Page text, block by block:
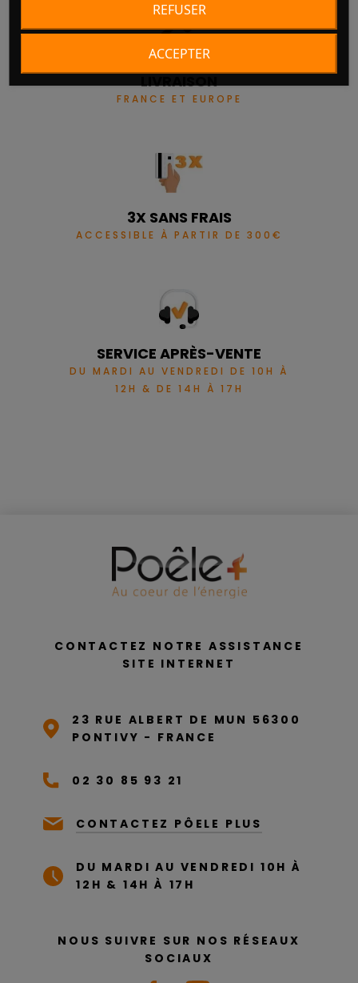
REFUSER
ACCEPTER
LIVRAISON
FRANCE ET EUROPE
3X SANS FRAIS
ACCESSIBLE À PARTIR DE 300€
SERVICE APRÈS-VENTE
DU MARDI AU VENDREDI DE 10H À
12H & DE 14H À 17H
CONTACTEZ NOTRE ASSISTANCE
SITE INTERNET
23 RUE ALBERT DE MUN 56300
PONTIVY - FRANCE
02 30 85 93 21
CONTACTEZ PÔELE PLUS
DU MARDI AU VENDREDI 10H À
12H & 14H À 17H
NOUS SUIVRE SUR NOS RÉSEAUX
SOCIAUX